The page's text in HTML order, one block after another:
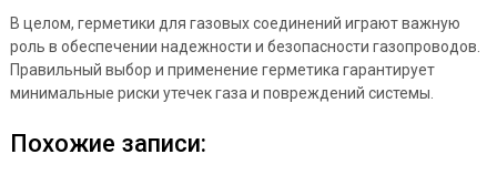
В целом, герметики для газовых соединений играют важную
роль в обеспечении надежности и безопасности газопроводов.
Правильный выбор и применение герметика гарантирует
минимальные риски утечек газа и повреждений системы.
Похожие записи: